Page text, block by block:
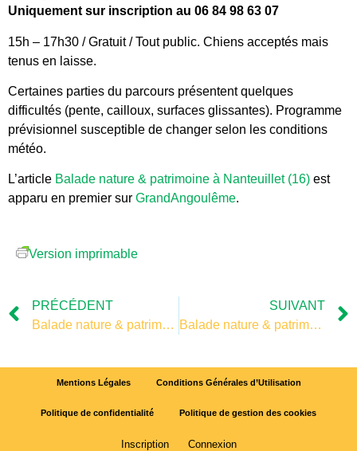
Uniquement sur inscription au 06 84 98 63 07
15h – 17h30 / Gratuit / Tout public. Chiens acceptés mais
tenus en laisse.
Certaines parties du parcours présentent quelques
difficultés (pente, cailloux, surfaces glissantes). Programme
prévisionnel susceptible de changer selon les conditions
météo.
L’article Balade nature & patrimoine à Nanteuillet (16) est
apparu en premier sur GrandAngoulême.
Version imprimable
PRÉCÉDENT
Balade nature & patrimoine à Nanteuillet (16)
SUIVANT
Balade nature & patrimoine à Nanteuillet (16)
Mentions Légales Conditions Générales d’Utilisation
Politique de confidentialité Politique de gestion des cookies
Inscription Connexion